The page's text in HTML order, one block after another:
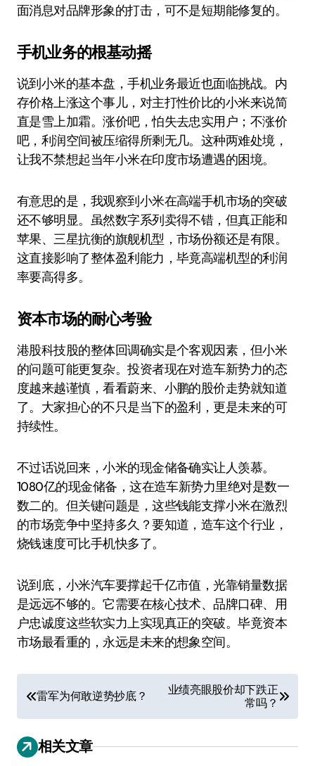
面消息对品牌形象的打击，可不是短期能修复的。
手机业务的根基动摇
说到小米的基本盘，手机业务最近也面临挑战。内
存价格上涨这个事儿，对主打性价比的小米来说简
直是雪上加霜。涨价吧，怕失去忠实用户；不涨价
吧，利润空间被压缩得所剩无几。这种两难处境，
让我不禁想起当年小米在印度市场遭遇的困境。
有意思的是，我观察到小米在高端手机市场的突破
还不够明显。虽然数字系列卖得不错，但真正能和
苹果、三星抗衡的旗舰机型，市场份额还是有限。
这直接影响了整体盈利能力，毕竟高端机型的利润
率要高得多。
资本市场的耐心考验
港股科技股的整体回调确实是个客观因素，但小米
的问题可能更复杂。投资者现在对造车新势力的态
度越来越谨慎，看看蔚来、小鹏的股价走势就知道
了。大家担心的不只是当下的盈利，更是未来的可
持续性。
不过话说回来，小米的现金储备确实让人羡慕。
1080亿的现金储备，这在造车新势力里绝对是数一
数二的。但关键问题是，这些钱能支撑小米在激烈
的市场竞争中坚持多久？要知道，造车这个行业，
烧钱速度可比手机快多了。
说到底，小米汽车要撑起千亿市值，光靠销量数据
是远远不够的。它需要在核心技术、品牌口碑、用
户忠诚度这些软实力上实现真正的突破。毕竟资本
市场最看重的，永远是未来的想象空间。
章
导
航
雷军为何敢逆势抄底？
业绩亮眼股价却下跌正
常吗？
相关文章